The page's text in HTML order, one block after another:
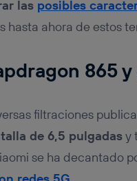
las posibles
hasta ahora de estos
865
filtraciones
de 6,5 pulgadasy
se ha decantado